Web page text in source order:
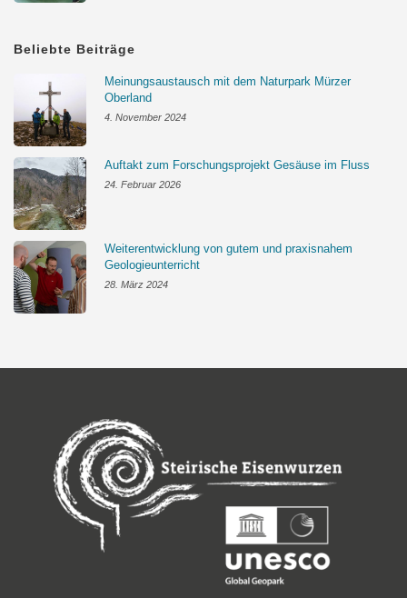
Beliebte Beiträge
Meinungsaustausch mit dem Naturpark Mürzer
Oberland
4. November 2024
Auftakt zum Forschungsprojekt Gesäuse im Fluss
24. Februar 2026
Weiterentwicklung von gutem und praxisnahem
Geologieunterricht
28. März 2024